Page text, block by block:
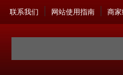
商
网站使用指南
联系我们